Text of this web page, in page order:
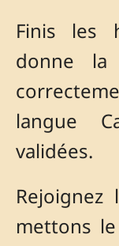
Finis les
donne la
langue
validées.
Rejoignez
mettons